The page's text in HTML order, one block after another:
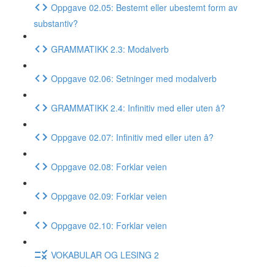
Oppgave 02.05: Bestemt eller ubestemt form av
substantiv?
GRAMMATIKK 2.3: Modalverb
Oppgave 02.06: Setninger med modalverb
GRAMMATIKK 2.4: Infinitiv med eller uten å?
Oppgave 02.07: Infinitiv med eller uten å?
Oppgave 02.08: Forklar veien
Oppgave 02.09: Forklar veien
Oppgave 02.10: Forklar veien
VOKABULAR OG LESING 2